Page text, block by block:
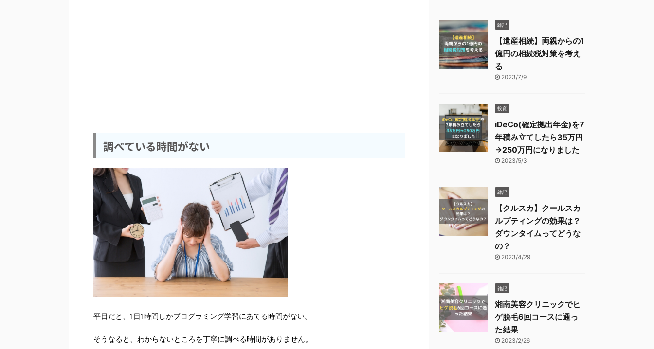
調べている時間がない
平日だと、1日1時間しかプログラミング学習にあてる時間がない。
そうなると、わからないところを丁寧に調べる時間がありません。
雑記
【遺産相続】両親からの1
億円の相続税対策を考え
る
2023/7/9
投資
iDeCo(確定拠出年金)を7
年積み立てしたら35万円
→250万円になりました
2023/5/3
雑記
【クルスカ】クールスカ
ルプティングの効果は？
ダウンタイムってどうな
の？
2023/4/29
雑記
湘南美容クリニックでヒ
ゲ脱毛6回コースに通っ
た結果
2023/2/26